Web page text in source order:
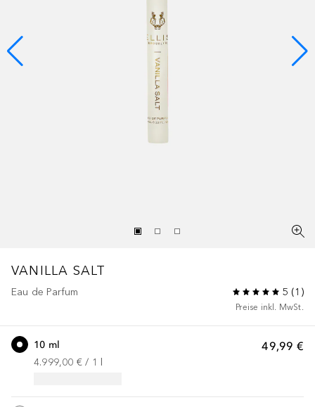
VANILLA SALT
Eau de Parfum 5 (1 )
Preise inkl. MwSt.
49,99 €
10 ml
4.999,00 € / 1